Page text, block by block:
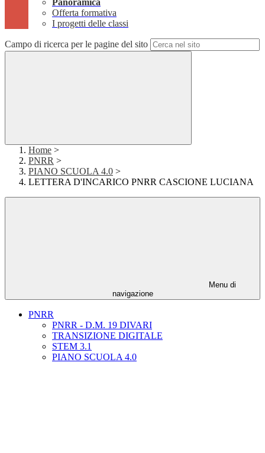
Panoramica
Offerta formativa
I progetti delle classi
Campo di ricerca per le pagine del sito
Home >
PNRR >
PIANO SCUOLA 4.0 >
LETTERA D'INCARICO PNRR CASCIONE LUCIANA
Menu di
navigazione
PNRR
PNRR - D.M. 19 DIVARI
TRANSIZIONE DIGITALE
STEM 3.1
PIANO SCUOLA 4.0